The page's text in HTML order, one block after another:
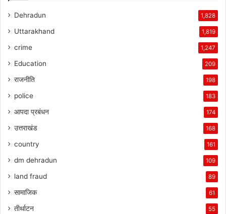
Dehradun 1,828
Uttarakhand 1,819
crime 1,247
Education 209
राजनीति 198
police 183
आपदा प्रबंधन 174
उत्तराखंड 168
country 161
dm dehradun 109
land fraud 89
सामाजिक 61
तीर्थाटन 55